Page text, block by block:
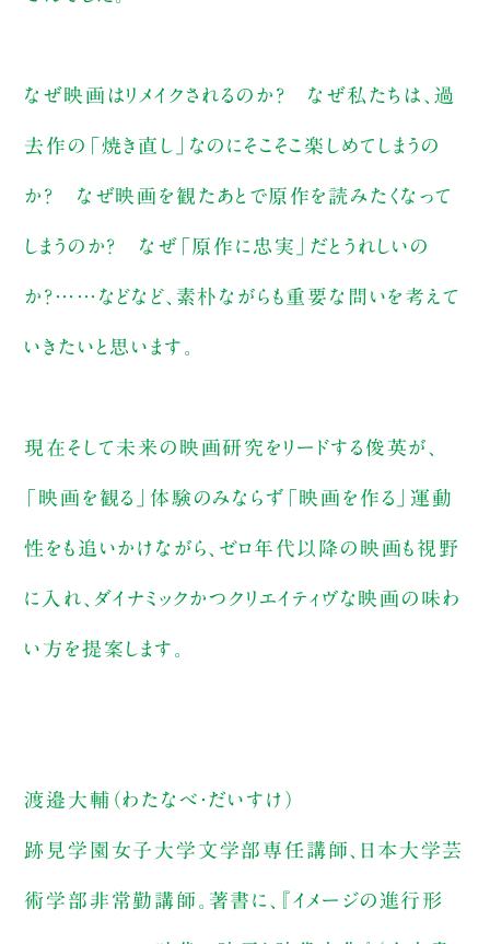
なぜ映画はリメイクされるのか？ なぜ私たちは、過
去作の「焼き直し」なのにそこそこ楽しめてしまうの
か？ なぜ映画を観たあとで原作を読みたくなって
しまうのか？ なぜ「原作に忠実」だとうれしいの
か？……などなど、素朴ながらも重要な問いを考えて
いきたいと思います。
現在そして未来の映画研究をリードする俊英が、
「映画を観る」体験のみならず「映画を作る」運動
性をも追いかけながら、ゼロ年代以降の映画も視野
に入れ、ダイナミックかつクリエイティヴな映画の味わ
い方を提案します。
渡邉大輔（わたなべ・だいすけ）
跡見学園女子大学文学部専任講師、日本大学芸
術学部非常勤講師。著書に、『イメージの進行形